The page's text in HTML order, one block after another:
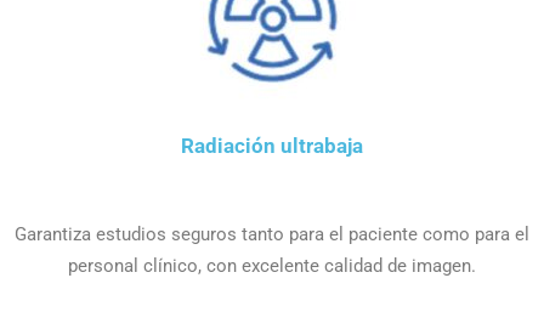
Radiación ultrabaja
Garantiza estudios seguros tanto para el paciente como para el
personal clínico, con excelente calidad de imagen.